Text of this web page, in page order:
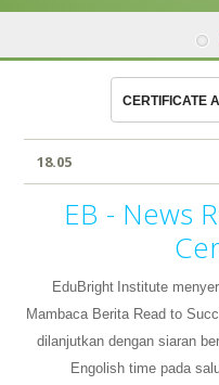
18.05
EB - News
EduBright Institute
Mambaca Berita Read to
dilanjutkan dengan siaran
Engolish time pada